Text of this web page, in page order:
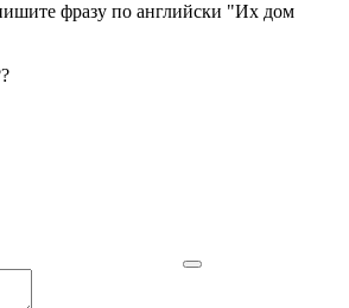
фразу по английски "Их дом
?